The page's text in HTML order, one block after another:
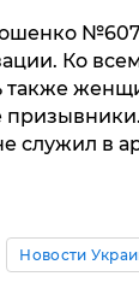
Ко
также
служил в
Новости